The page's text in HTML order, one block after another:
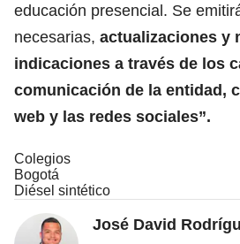
educación presencial. Se
necesarias, actualizaciones y
indicaciones a través de los
comunicación de la entidad,
web y las redes sociales”.
Colegios
Bogotá
Diésel sintético
José David